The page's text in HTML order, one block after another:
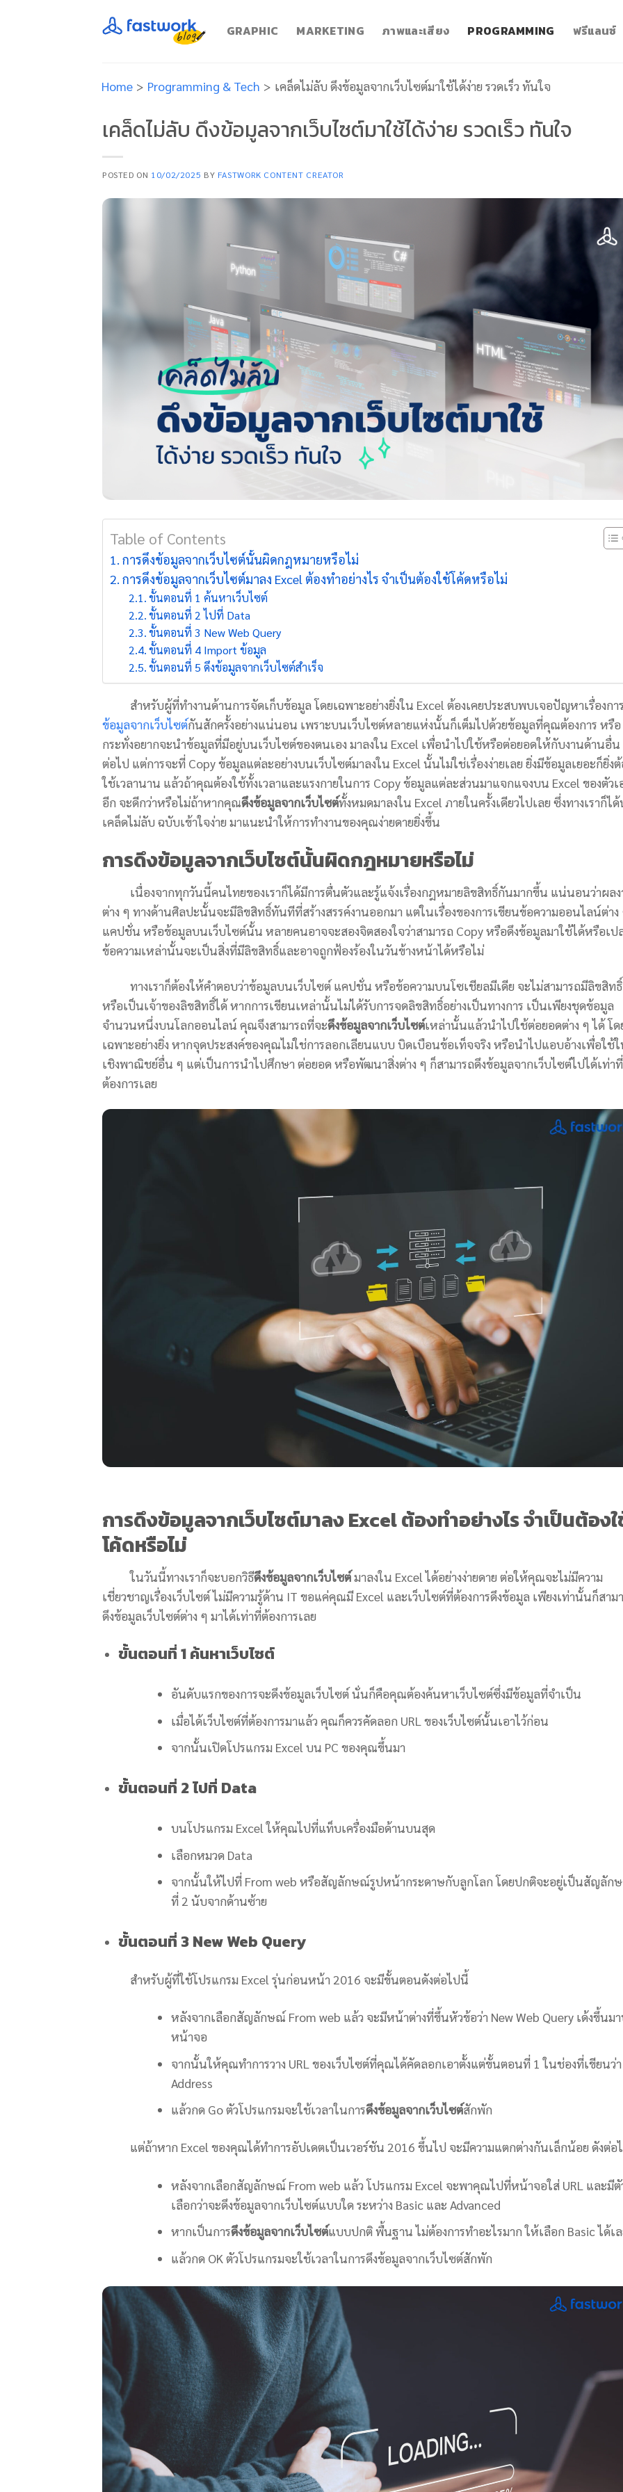
GRAPHIC MARKETING ภาพและเสียง PROGRAMMING ฟรีแลนซ์
Home > Programming & Tech > เคล็ดไม่ลับ ดึงข้อมูลจากเว็บไซต์มาใช้ได้ง่าย รวดเร็ว ทันใจ
เคล็ดไม่ลับ ดึงข้อมูลจากเว็บไซต์มาใช้ได้ง่าย รวดเร็ว ทันใจ
POSTED ON 10/02/2025 BY FASTWORK CONTENT CREATOR
Table of Contents
การดึงข้อมูลจากเว็บไซต์นั้นผิดกฎหมายหรือไม่
การดึงข้อมูลจากเว็บไซต์มาลง Excel ต้องทำอย่างไร จำเป็นต้องใช้โค้ดหรือไม่
ขั้นตอนที่ 1 ค้นหาเว็บไซต์
ขั้นตอนที่ 2 ไปที่ Data
ขั้นตอนที่ 3 New Web Query
ขั้นตอนที่ 4 Import ข้อมูล
ขั้นตอนที่ 5 ดึงข้อมูลจากเว็บไซต์สำเร็จ
สำหรับผู้ที่ทำงานด้านการจัดเก็บข้อมูล โดยเฉพาะอย่างยิ่งใน Excel ต้องเคยประสบพบเจอปัญหาเรื่องกา
ข้อมูลจากเว็บไซต์กันสักครั้งอย่างแน่นอน เพราะบนเว็บไซต์หลายแห่งนั้นก็เต็มไปด้วยข้อมูลที่คุณต้องการ หรือ
กระทั่งอยากจะนำข้อมูลที่มีอยู่บนเว็บไซต์ของตนเอง มาลงใน Excel เพื่อนำไปใช้หรือต่อยอดให้กับงานด้านอื่
ต่อไป แต่การจะที่ Copy ข้อมูลแต่ละอย่างบนเว็บไซต์มาลงใน Excel นั้นไม่ใช่เรื่องง่ายเลย ยิ่งมีข้อมูลเยอะก็ยิ่งต้
ใช้เวลานาน แล้วถ้าคุณต้องใช้ทั้งเวลาและแรงกายในการ Copy ข้อมูลแต่ละส่วนมาแจกแจงบน Excel ของตัวเ
อีก จะดีกว่าหรือไม่ถ้าหากคุณดึงข้อมูลจากเว็บไซต์ทั้งหมดมาลงใน Excel ภายในครั้งเดียวไปเลย ซึ่งทางเราก็ไ
เคล็ดไม่ลับ ฉบับเข้าใจง่าย มาแนะนำให้การทำงานของคุณง่ายดายยิ่งขึ้น
การดึงข้อมูลจากเว็บไซต์นั้นผิดกฎหมายหรือไม่
เนื่องจากทุกวันนี้คนไทยของเราก็ได้มีการตื่นตัวและรู้แจ้งเรื่องกฎหมายลิขสิทธิ์กันมากขึ้น แน่นอนว่าผล
ต่าง ๆ ทางด้านศิลปะนั้นจะมีลิขสิทธิ์ทันทีที่สร้างสรรค์งานออกมา แต่ในเรื่องของการเขียนข้อความออนไลน์ต่าง
แคปชั่น หรือข้อมูลบนเว็บไซต์นั้น หลายคนอาจจะสองจิตสองใจว่าสามารถ Copy หรือดึงข้อมูลมาใช้ได้หรือเป
ข้อความเหล่านั้นจะเป็นสิ่งที่มีลิขสิทธิ์และอาจถูกฟ้องร้องในวันข้างหน้าได้หรือไม่
ทางเราก็ต้องให้คำตอบว่าข้อมูลบนเว็บไซต์ แคปชั่น หรือข้อความบนโซเชียลมีเดีย จะไม่สามารถมีลิขสิทธิ์
หรือเป็นเจ้าของลิขสิทธิ์ได้ หากการเขียนเหล่านั้นไม่ได้รับการจดลิขสิทธิ์อย่างเป็นทางการ เป็นเพียงชุดข้อมูล
จำนวนหนึ่งบนโลกออนไลน์ คุณจึงสามารถที่จะดึงข้อมูลจากเว็บไซต์เหล่านั้นแล้วนำไปใช้ต่อยอดต่าง ๆ ได้ โด
เฉพาะอย่างยิ่ง หากจุดประสงค์ของคุณไม่ใช่การลอกเลียนแบบ บิดเบือนข้อเท็จจริง หรือนำไปแอบอ้างเพื่อใช้
เชิงพาณิชย์อื่น ๆ แต่เป็นการนำไปศึกษา ต่อยอด หรือพัฒนาสิ่งต่าง ๆ ก็สามารถดึงข้อมูลจากเว็บไซต์ไปได้เท่าที่
ต้องการเลย
การดึงข้อมูลจากเว็บไซต์มาลง Excel ต้องทำอย่างไร จำเป็นต้อง
โค้ดหรือไม่
ในวันนี้ทางเราก็จะบอกวิธีดึงข้อมูลจากเว็บไซต์มาลงใน Excel ได้อย่างง่ายดาย ต่อให้คุณจะไม่มีความ
เชี่ยวชาญเรื่องเว็บไซต์ ไม่มีความรู้ด้าน IT ขอแค่คุณมี Excel และเว็บไซต์ที่ต้องการดึงข้อมูล เพียงเท่านั้นก็สาม
ดึงข้อมูลเว็บไซต์ต่าง ๆ มาได้เท่าที่ต้องการเลย
ขั้นตอนที่ 1 ค้นหาเว็บไซต์
อันดับแรกของการจะดึงข้อมูลเว็บไซต์ นั่นก็คือคุณต้องค้นหาเว็บไซต์ซึ่งมีข้อมูลที่จำเป็น
เมื่อได้เว็บไซต์ที่ต้องการมาแล้ว คุณก็ควรคัดลอก URL ของเว็บไซต์นั้นเอาไว้ก่อน
จากนั้นเปิดโปรแกรม Excel บน PC ของคุณขึ้นมา
ขั้นตอนที่ 2 ไปที่ Data
บนโปรแกรม Excel ให้คุณไปที่แท็บเครื่องมือด้านบนสุด
เลือกหมวด Data
จากนั้นให้ไปที่ From web หรือสัญลักษณ์รูปหน้ากระดาษกับลูกโลก โดยปกติจะอยู่เป็นสัญลัก
ที่ 2 นับจากด้านซ้าย
ขั้นตอนที่ 3 New Web Query
สำหรับผู้ที่ใช้โปรแกรม Excel รุ่นก่อนหน้า 2016 จะมีขั้นตอนดังต่อไปนี้
หลังจากเลือกสัญลักษณ์ From web แล้ว จะมีหน้าต่างที่ขึ้นหัวข้อว่า New Web Query เด้งขึ้นม
หน้าจอ
จากนั้นให้คุณทำการวาง URL ของเว็บไซต์ที่คุณได้คัดลอกเอาตั้งแต่ขั้นตอนที่ 1 ในช่องที่เขียนว่า
Address
แล้วกด Go ตัวโปรแกรมจะใช้เวลาในการดึงข้อมูลจากเว็บไซต์สักพัก
แต่ถ้าหาก Excel ของคุณได้ทำการอัปเดตเป็นเวอร์ชัน 2016 ขึ้นไป จะมีความแตกต่างกันเล็กน้อย ดังต่อ
หลังจากเลือกสัญลักษณ์ From web แล้ว โปรแกรม Excel จะพาคุณไปที่หน้าจอใส่ URL และมีตั
เลือกว่าจะดึงข้อมูลจากเว็บไซต์แบบใด ระหว่าง Basic และ Advanced
หากเป็นการดึงข้อมูลจากเว็บไซต์แบบปกติ พื้นฐาน ไม่ต้องการทำอะไรมาก ให้เลือก Basic ได้เ
แล้วกด OK ตัวโปรแกรมจะใช้เวลาในการดึงข้อมูลจากเว็บไซต์สักพัก